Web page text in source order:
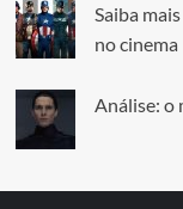
Saiba
no cinema
Análise: o